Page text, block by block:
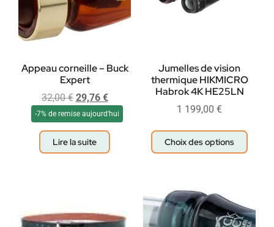
Appeau corneille – Buck
Expert
32,00€ 29,76 €
-7% de remise aujourd'hui
Lire la suite
Jumelles de vision
thermique HIKMICRO
Habrok 4K HE25LN
1 199,00 €
Choix des options